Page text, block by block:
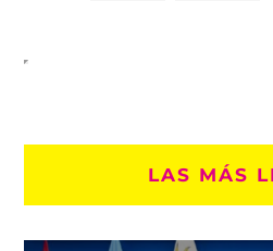
LAS MÁS